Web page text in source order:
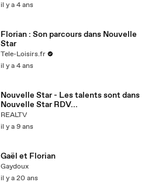
il y a 4 ans
Florian : Son parcours dans Nouvelle
Star
Tele-Loisirs.fr
il y a 4 ans
Nouvelle Star - Les talents sont dans
Nouvelle Star RDV...
REALTV
il y a 9 ans
Gaël et Florian
Gaydoux
il y a 20 ans